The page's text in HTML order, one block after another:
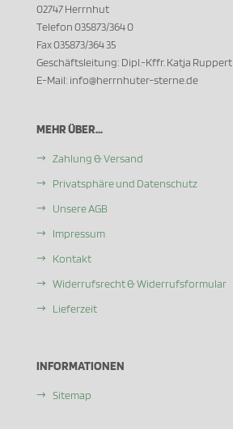
02747 Herrnhut
Telefon 035873/364 0
Fax 035873/364 35
Geschäftsleitung: Dipl.-Kffr. Katja Ruppert
E-Mail: info@herrnhuter-sterne.de
MEHR ÜBER...
Zahlung & Versand
Privatsphäre und Datenschutz
Unsere AGB
Impressum
Kontakt
Widerrufsrecht & Widerrufsformular
Lieferzeit
INFORMATIONEN
Sitemap